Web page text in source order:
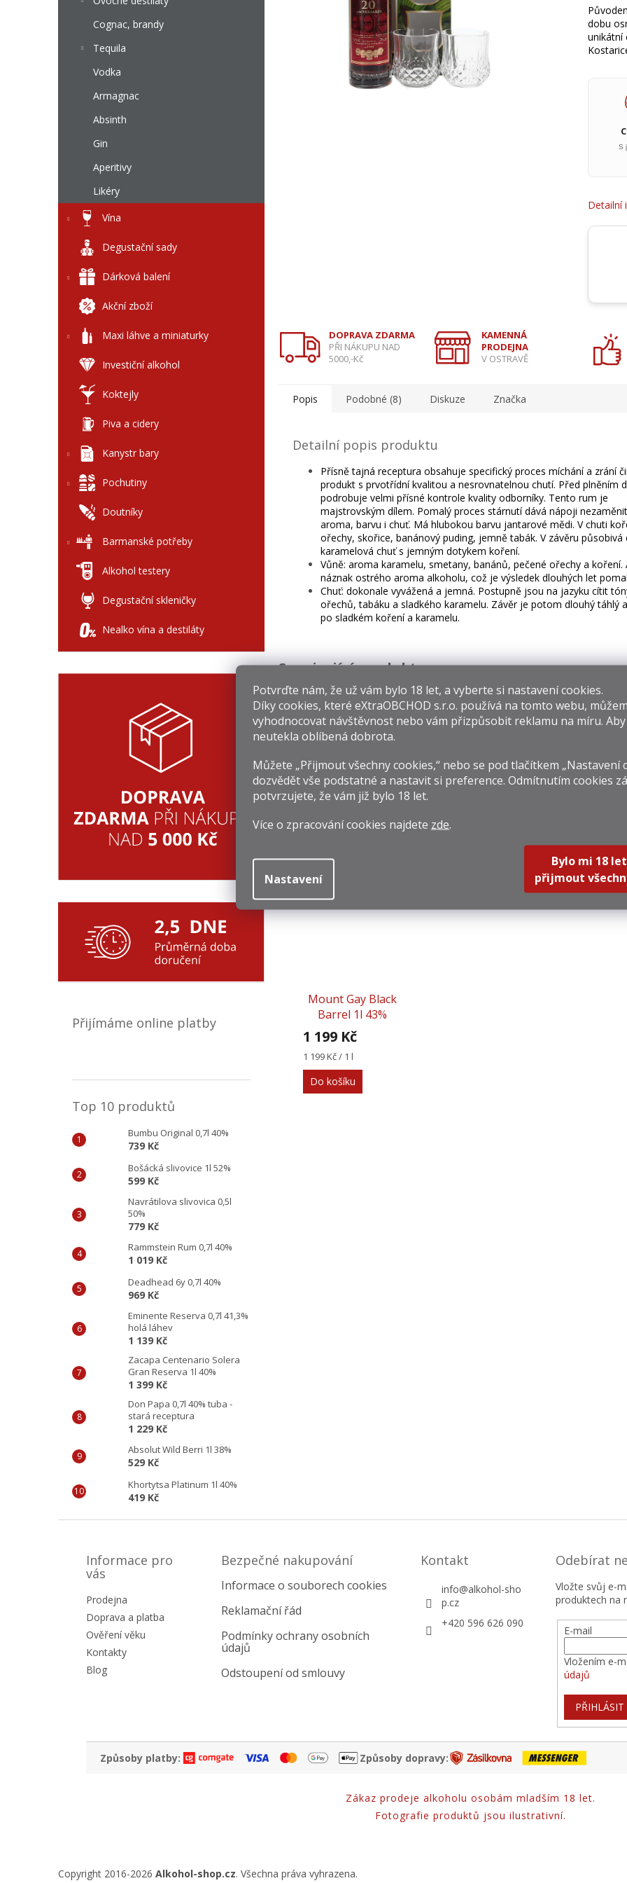
Potvrďte nám​​, že už vám bylo 18 let, a vyberte si nastavení cookies.
Díky cookies, které eXtraOBCHOD s.r.o. používá na tomto webu,
vyhodnocovat návštěvnost nebo vám přizpůsobit reklamu na míru. Aby
neutekla oblíbená dobrota.
Můžete „Přijmout všechny cookies,“ nebo se pod tlačítkem „Nastavení
dozvědět vše podstatné a nastavit si preference. Odmítnutím cookies
potvrzujete, že vám již bylo 18 let.
Více o zpracování cookies najdete zde.
Nastavení
Bylo mi 18
přijmout
Cognac, brandy
Tequila
Vodka
Armagnac
Absinth
Gin
Aperitivy
Likéry
Vína
Degustační sady
Dárková balení
Akční zboží
Maxi láhve a miniaturky
Investiční alkohol
Koktejly
Piva a cidery
Kanystr bary
Pochutiny
Doutníky
Barmanské potřeby
Alkohol testery
Degustační skleničky
Nealko vína a destiláty
Přijímáme online platby
Top 10 produktů
Bumbu Original 0,7l 40%
739 Kč
Bošácká slivovice 1l 52%
599 Kč
Navrátilova slivovica 0,5l
50%
779 Kč
Rammstein Rum 0,7l 40%
1 019 Kč
Deadhead 6y 0,7l 40%
969 Kč
Eminente Reserva 0,7l 41,3%
holá láhev
1 139 Kč
Zacapa Centenario Solera
Gran Reserva 1l 40%
1 399 Kč
Don Papa 0,7l 40% tuba -
stará receptura
1 229 Kč
Absolut Wild Berri 1l 38%
529 Kč
Khortytsa Platinum 1l 40%
419 Kč
dobu
unikátní
S
Detailní
DOPRAVA ZDARMA
PŘI NÁKUPU NAD
5000,-Kč
KAMENNÁ
PRODEJNA
V OSTRAVĚ
Popis Podobné (8) Diskuze Značka
Detailní popis produktu
Přísně tajná receptura obsahuje specifický proces míchání a zrání
produkt s prvotřídní kvalitou a nesrovnatelnou chutí. Před plněním
podrobuje velmi přísné kontrole kvality odborníky. Tento rum je
majstrovským dílem. Pomalý proces stárnutí dává nápoji
aroma, barvu i chuť. Má hlubokou barvu jantarové mědi. V chuti
ořechy, skořice, banánový puding, jemně tabák. V závěru působivá
karamelová chuť s jemným dotykem koření.
Vůně: aroma karamelu, smetany, banánů, pečené ořechy a koření.
náznak ostrého aroma alkoholu, což je výsledek dlouhých let
Chuť: dokonale vyvážená a jemná. Postupně jsou na jazyku cítit
ořechů, tabáku a sladkého karamelu. Závěr je potom dlouhý táhlý
po sladkém koření a karamelu.
Související produkty
El Ron Prohibido
Gran Reserva 15y
769 Kč
Don Papa
Old
Do
Mount Gay Black
Barrel 1l 43%
1 199 Kč
Měrná
cena:
1 199 Kč / 1 l
Do košíku
Informace pro
vás
Prodejna
Doprava a platba
Ověření věku
Kontakty
Blog
Bezpečné nakupování
Informace o souborech cookies
Reklamační řád
Podmínky ochrany osobních
údajů
Odstoupení od smlouvy
Kontakt
info@alkohol-sho
p.cz
+420 596 626 090
Odebírat
Vložte svůj e-
produktech na
E-mail
Vložením e-
údajů
PŘIHLÁSIT
Způsoby platby: Způsoby dopravy:
Zákaz prodeje alkoholu osobám mladším 18 let.
Fotografie produktů jsou ilustrativní.
Copyright 2016-2026 Alkohol-shop.cz. Všechna práva vyhrazena.